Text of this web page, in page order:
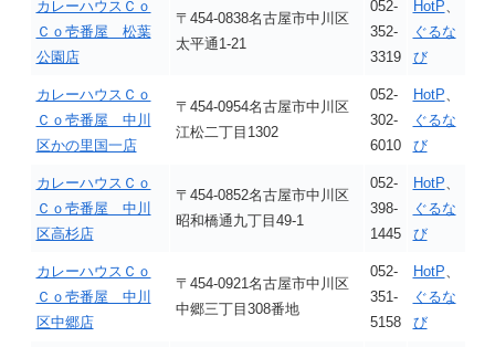
カレーハウスＣｏ
Ｃｏ壱番屋 松葉
公園店
〒454-0838名古屋市中川区
太平通1-21
052-
352-
3319
HotP、
ぐるな
び
カレーハウスＣｏ
Ｃｏ壱番屋 中川
区かの里国一店
〒454-0954名古屋市中川区
江松二丁目1302
052-
302-
6010
HotP、
ぐるな
び
カレーハウスＣｏ
Ｃｏ壱番屋 中川
区高杉店
〒454-0852名古屋市中川区
昭和橋通九丁目49-1
052-
398-
1445
HotP、
ぐるな
び
カレーハウスＣｏ
Ｃｏ壱番屋 中川
区中郷店
〒454-0921名古屋市中川区
中郷三丁目308番地
052-
351-
5158
HotP、
ぐるな
び